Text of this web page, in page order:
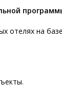
отелях на